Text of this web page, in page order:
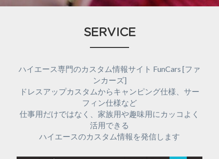
SERVICE
ハイエース専門のカスタム情報サイト FunCars [ファ
ンカーズ]
ドレスアップカスタムからキャンピング仕様、サー
フィン仕様など
仕事用だけではなく、家族用や趣味用にカッコよく
活用できる
ハイエースのカスタム情報を発信します